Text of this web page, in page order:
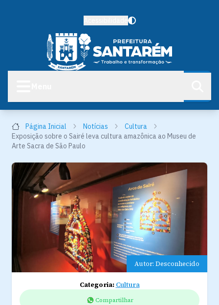
Página Inicial Notícias
Cultura
Exposição sobre o Sairé leva cultura amazônica ao Museu de
Arte Sacra de São Paulo
Autor: Desconhecido
Categoria: Cultura
Compartilhar